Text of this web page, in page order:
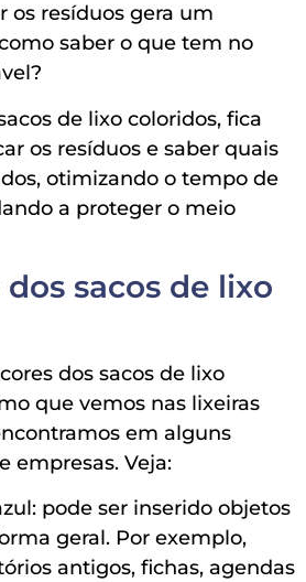
os resíduos gera um
saber o que tem no
de lixo coloridos, fica
os resíduos e saber quais
otimizando o tempo de
a proteger o meio
sacos de lixo
dos sacos de lixo
que vemos nas lixeiras
em alguns
empresas. Veja:
pode ser inserido objetos
geral. Por exemplo,
antigos, fichas, agendas